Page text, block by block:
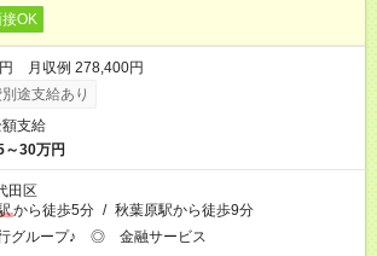
OK
月収例 278,400円
途支給あり
支給
～30万円
田区
から徒歩5分 / 秋葉原駅から徒歩9分
グループ♪ ◎ 金融サービス